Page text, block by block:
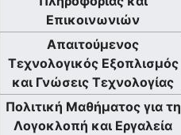
Επικοινωνιών
Απαιτούμενος
Τεχνολογικός Εξοπλισμός
και Γνώσεις Τεχνολογίας
Πολιτική Μαθήματος για τη
Λογοκλοπή και Εργαλεία